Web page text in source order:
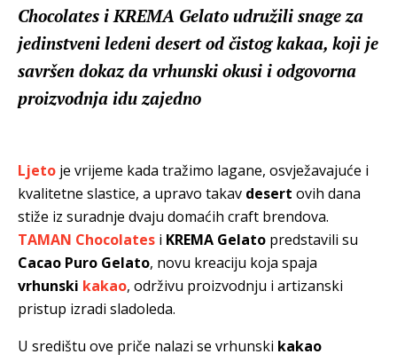
Chocolates i KREMA Gelato udružili snage za
jedinstveni ledeni desert od čistog kakaa, koji je
savršen dokaz da vrhunski okusi i odgovorna
proizvodnja idu zajedno
Ljeto je vrijeme kada tražimo lagane, osvježavajuće i
kvalitetne slastice, a upravo takav desert ovih dana
stiže iz suradnje dvaju domaćih craft brendova.
TAMAN Chocolates i KREMA Gelato predstavili su
Cacao Puro Gelato, novu kreaciju koja spaja
vrhunski kakao, održivu proizvodnju i artizanski
pristup izradi sladoleda.
U središtu ove priče nalazi se vrhunski kakao